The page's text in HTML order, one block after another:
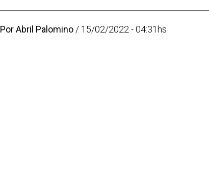
PorAbril Palomino / 15/02/2022 - 04:31hs